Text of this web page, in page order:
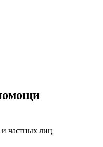
и частных лиц